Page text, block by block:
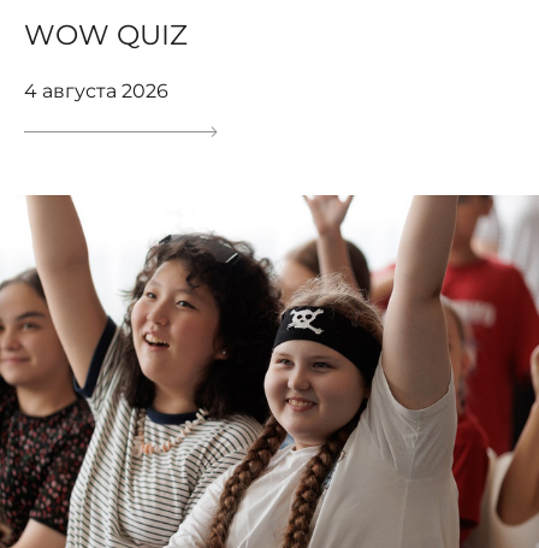
WOW QUIZ
4 августа 2026